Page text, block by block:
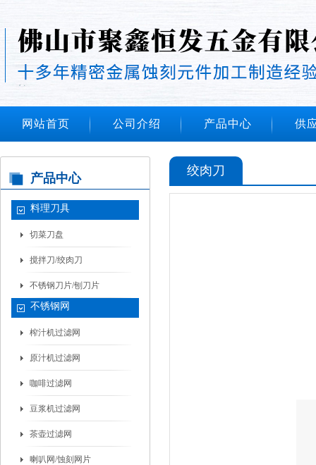
网站首页 公司介绍 产品中心 供
产品中心
料理刀具
切菜刀盘
搅拌刀/绞肉刀
不锈钢刀片/刨刀片
不锈钢网
榨汁机过滤网
原汁机过滤网
咖啡过滤网
豆浆机过滤网
茶壶过滤网
喇叭网/蚀刻网片
绞肉刀